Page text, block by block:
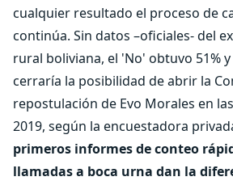
cualquier resultado el proceso de
continúa. Sin datos –oficiales- del
rural boliviana, el 'No' obtuvo 51%
cerraría la posibilidad de abrir la
repostulación de Evo Morales en
2019, según la encuestadora
primeros informes de conteo
llamadas a boca urna dan la